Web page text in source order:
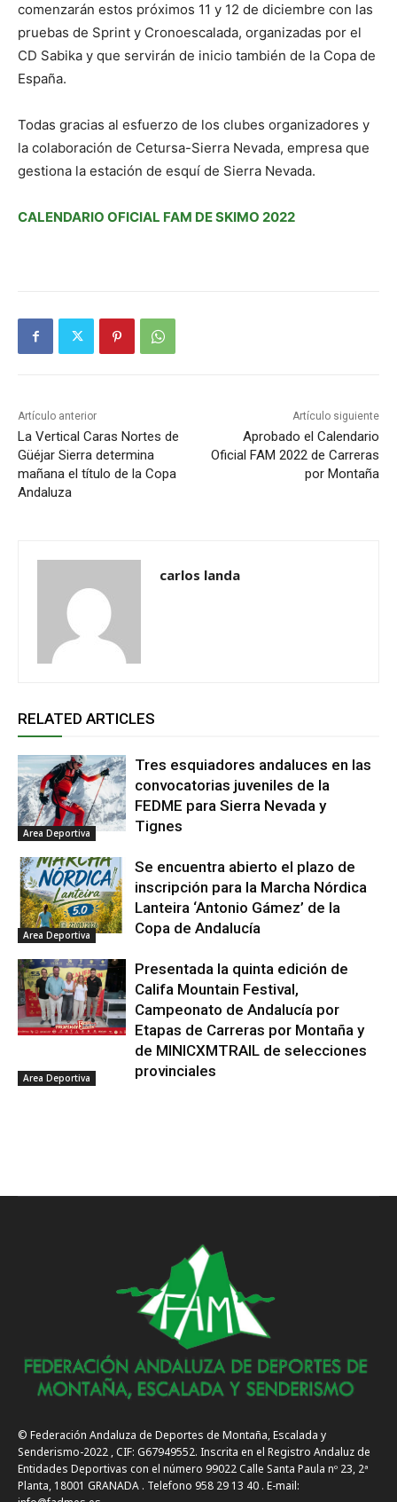
comenzarán estos próximos 11 y 12 de diciembre con las
pruebas de Sprint y Cronoescalada, organizadas por el
CD Sabika y que servirán de inicio también de la Copa de
España.
Todas gracias al esfuerzo de los clubes organizadores y
la colaboración de Cetursa-Sierra Nevada, empresa que
gestiona la estación de esquí de Sierra Nevada.
CALENDARIO OFICIAL FAM DE SKIMO 2022
Artículo anterior
La Vertical Caras Nortes de
Güéjar Sierra determina
mañana el título de la Copa
Andaluza
Artículo siguiente
Aprobado el Calendario
Oficial FAM 2022 de Carreras
por Montaña
carlos landa
RELATED ARTICLES
Area Deportiva
Tres esquiadores andaluces en las
convocatorias juveniles de la
FEDME para Sierra Nevada y
Tignes
Area Deportiva
Se encuentra abierto el plazo de
inscripción para la Marcha Nórdica
Lanteira ‘Antonio Gámez’ de la
Copa de Andalucía
Area Deportiva
Presentada la quinta edición de
Califa Mountain Festival,
Campeonato de Andalucía por
Etapas de Carreras por Montaña y
de MINICXMTRAIL de selecciones
provinciales
© Federación Andaluza de Deportes de Montaña, Escalada y
Senderismo-2022 , CIF: G67949552. Inscrita en el Registro Andaluz de
Entidades Deportivas con el número 99022 Calle Santa Paula nº 23, 2ª
Planta, 18001 GRANADA . Telefono 958 29 13 40 . E-mail: